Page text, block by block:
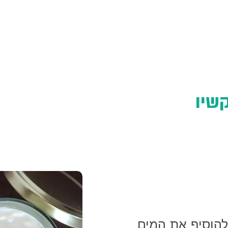
את המים